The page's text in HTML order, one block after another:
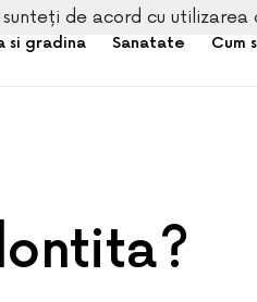
si gradina Sanatate Cum
de acord cu utilizarea